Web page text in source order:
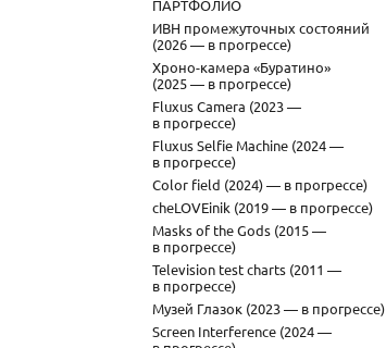
ПАРТФОЛИО
ИВН промежуточных состояний
(2026 — в прогрессе)
Хроно-камера «Буратино»
(2025 — в прогрессе)
Fluxus Camera (2023 —
в прогрессе)
Fluxus Selfie Machine (2024 —
в прогрессе)
Color field (2024) — в прогрессе)
cheLOVEinik (2019 — в прогрессе)
Masks of the Gods (2015 —
в прогрессе)
Television test charts (2011 —
в прогрессе)
Музей Глазок (2023 — в прогрессе)
Screen Interference (2024 —